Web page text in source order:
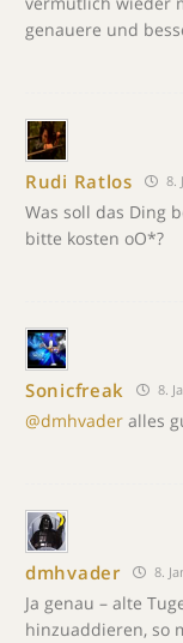
genauere und
Rudi Ratlos 8.
Was soll das Ding
bitte kosten oO*?
Sonicfreak 8.
@dmhvader alles
dmhvader 8.
Ja genau – alte
hinzuaddieren, so